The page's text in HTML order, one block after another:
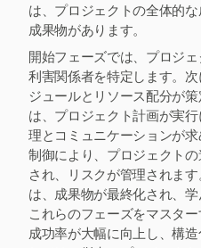
は、プロジェクトの全体的
成果物があります。
開始フェーズでは、プロジ
利害関係者を特定します。
ジュールとリソース配分が
は、プロジェクト計画が実
理とコミュニケーションが
制御により、プロジェクト
され、リスクが管理されま
は、成果物が最終化され、
これらのフェーズをマスタ
成功率が大幅に向上し、構